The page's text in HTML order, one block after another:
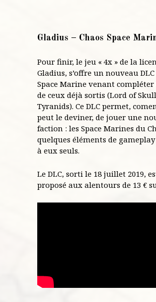
Gladius – Chaos Space
Pour finir, le jeu « 4x » de la
Gladius, s’offre un nouveau DLC
Space Marine venant
de ceux déjà sortis (Lord of
Tyranids). Ce DLC permet,
peut le deviner, de jouer une
faction : les Space Marines du
quelques éléments de
à eux seuls.
Le DLC, sorti le 18 juillet 2019,
proposé aux alentours de 13 €